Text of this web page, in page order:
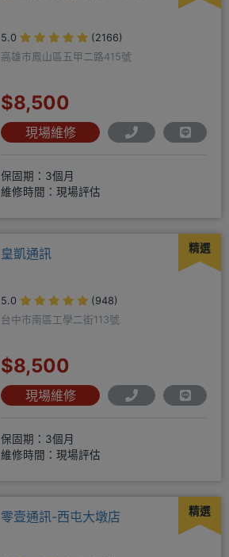
5.0
(2166)
高雄市鳳山區五甲二路415號
$8,500
現場維修
保固期：3個月
維修時間：現場評估
精選
皇凱通訊
5.0
(948)
台中市南區工學二街113號
$8,500
現場維修
保固期：3個月
維修時間：現場評估
精選
零壹通訊-西屯大墩店